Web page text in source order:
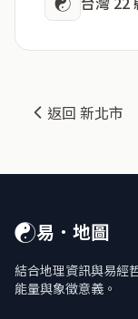
返回 新北市
☯易．地圖
結合地理資訊與易經
能量與象徵意義。